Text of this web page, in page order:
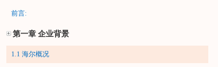
前言:
第一章 企业背景
1.1 海尔概况